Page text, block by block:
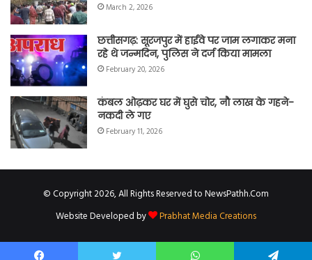
March 2, 2026
छत्तीसगढ़: सूरजपुर में हाईवे पर जाम लगाकर मना
रहे थे जन्मदिन, पुलिस ने दर्ज किया मामला
February 20, 2026
कंबल ओढ़कर घर में घुसे चोर, नौ लाख के गहने-
नकदी ले गए
February 11, 2026
© Copyright 2026, All Rights Reserved to NewsPathh.Com
Website Developed by
Prabhat Media Creations